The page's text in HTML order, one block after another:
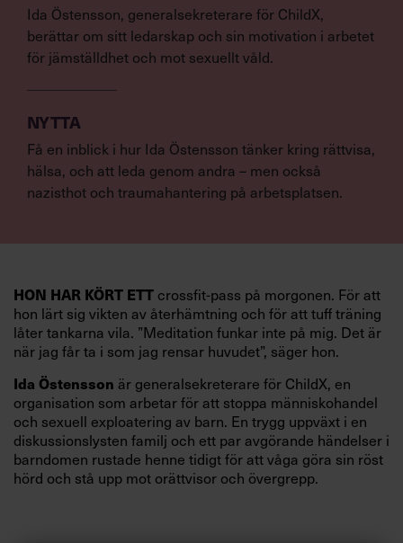
Ida Östensson, generalsekreterare för ChildX,
berättar om sitt ledarskap och sin motivation i arbetet
för jämställdhet och mot sexuellt våld.
NYTTA
Få en inblick i hur Ida Östensson tänker kring rättvisa,
hälsa, och att leda genom andra – men också
nazisthot och traumahantering på arbetsplatsen.
HON HAR KÖRT ETT crossfit-pass på morgonen. För att
hon lärt sig vikten av återhämtning och för att tuff träning
låter tankarna vila. ”Meditation funkar inte på mig. Det är
när jag får ta i som jag rensar huvudet”, säger hon.
Ida Östensson är generalsekreterare för ChildX, en
organisation som arbetar för att stoppa människohandel
och sexuell exploatering av barn. En trygg uppväxt i en
diskussionslysten familj och ett par avgörande händelser i
barndomen rustade henne tidigt för att våga göra sin röst
hörd och stå upp mot orättvisor och övergrepp.